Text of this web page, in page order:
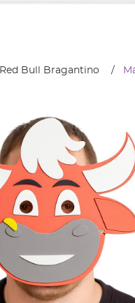
Red Bull Bragantino